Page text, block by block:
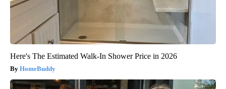
Here's The Estimated Walk-In Shower Price in 2026
HomeBuddy